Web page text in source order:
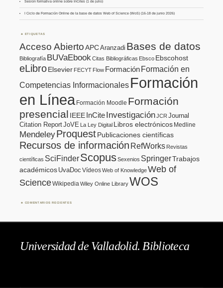
Sesión formativa online sobre InCites (1 de julio)
I Ciclo de Formación Online de la base de datos Web of Science (WoS) (16-18 de junio 2026)
ETIQUETAS
Acceso AbiertoAPCAranzadi Bases de datos
Bibliografía BUVaEbook Citas Bibliográficas Ebsco Ebscohost
eLibroElsevier FECYT Flow FormaciónFormación en
Competencias Informacionales Formación
en Línea Formación Moodle Formación
presencial IEEE InCiteInvestigaciónJCR Journal
Citation ReportJoVE La Ley Digital Libros electrónicos Medline
MendeleyProquestPublicaciones científicas
Recursos de información RefWorks Revistas
científicas SciFinderScopusSexenios SpringerTrabajos
académicos UvaDoc VídeosWeb of KnowledgeWeb of
ScienceWikipedia Wiley Online LibraryWOS
COMENTARIOS RECIENTES
Universidad de Valladolid. Biblioteca